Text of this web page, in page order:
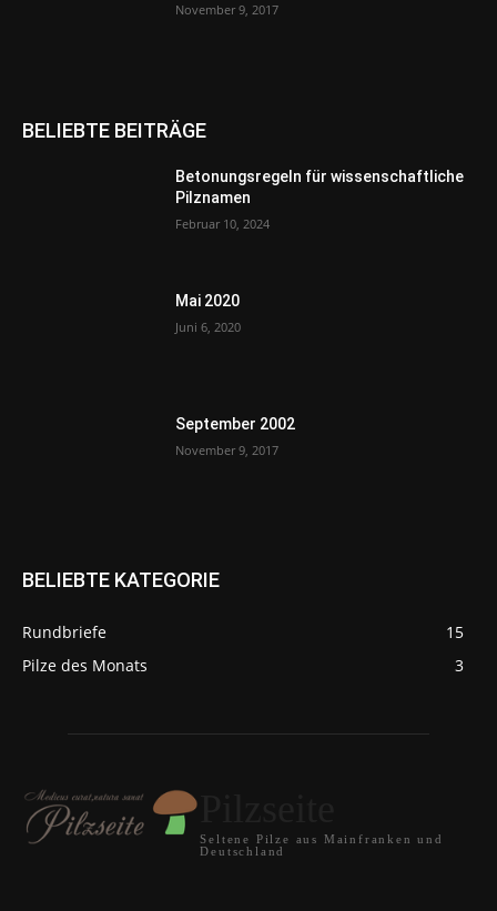
November 9, 2017
BELIEBTE BEITRÄGE
Betonungsregeln für wissenschaftliche
Pilznamen
Februar 10, 2024
Mai 2020
Juni 6, 2020
September 2002
November 9, 2017
BELIEBTE KATEGORIE
Rundbriefe
15
Pilze des Monats
3
Seltene Pilze aus Mainfranken und
Deutschland